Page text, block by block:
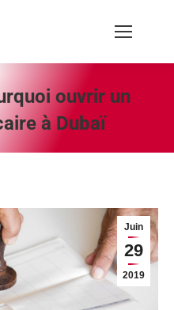
Recherche
:
ouvrir un
à Dubaï
êtes ici :
Juin
29
2019